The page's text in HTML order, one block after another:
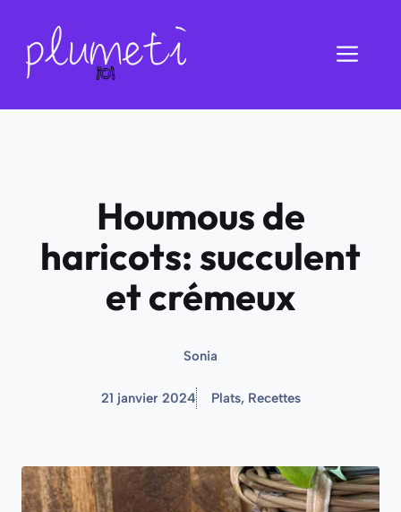
contenu
Houmous de
haricots: succulent
et crémeux
Sonia
21 janvier 2024 Plats, Recettes